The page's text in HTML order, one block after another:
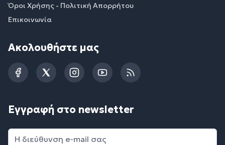
Όροι Χρήσης - Πολιτική Απορρήτου
Επικοινωνία
Ακολουθήστε μας
FacebookTwitterInstagramYouTubeRSS
Εγγραφή στο newsletter